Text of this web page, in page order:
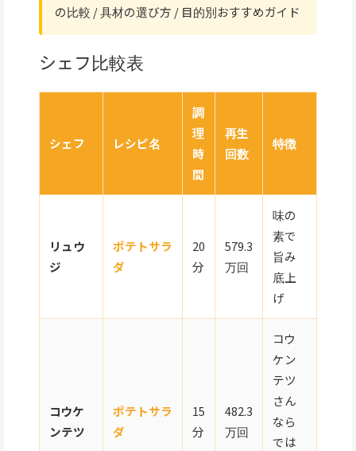
の比較 / 具材の選び方 / 目的別おすすめガイド
シェフ比較表
シェフ レシピ名
調
理
時
間
再生
回数
特徴
リュウ
ジ
ポテトサラ
ダ
20
分
579.3
万回
味の
素で
旨み
底上
げ
コウケ
ンテツ
ポテトサラ
ダ
15
分
482.3
万回
コウ
ケン
テツ
さん
なら
では